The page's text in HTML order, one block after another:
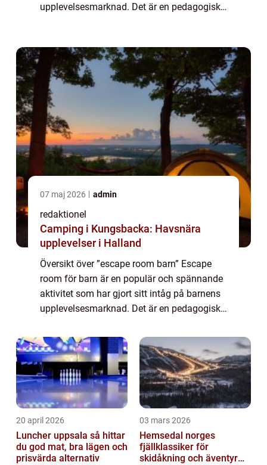
upplevelsesmarknad. Det är en pedagogisk
07 maj 2026 admin
redaktionel
Camping i Kungsbacka: Havsnära
upplevelser i Halland
Översikt över ”escape room barn” Escape
room för barn är en populär och spännande
aktivitet som har gjort sitt intåg på barnens
upplevelsesmarknad. Det är en pedagogisk
lösa olika gåtor och puss...
20 april 2026
Luncher uppsala så hittar
du god mat, bra lägen och
prisvärda alternativ
03 mars 2026
Hemsedal norges
fjällklassiker för
skidåkning och äventyr